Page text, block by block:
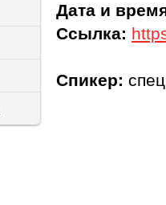
Дата и
Ссылка:
Спикер: